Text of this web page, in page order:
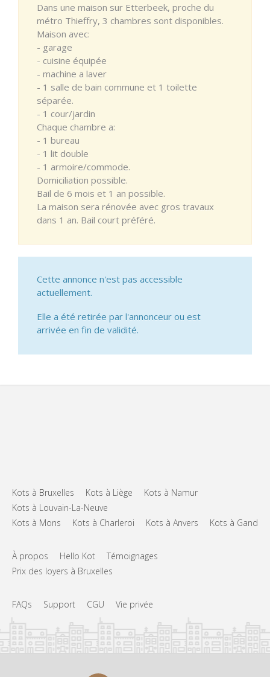
Dans une maison sur Etterbeek, proche du
métro Thieffry, 3 chambres sont disponibles.
Maison avec:
- garage
- cuisine équipée
- machine a laver
- 1 salle de bain commune et 1 toilette
séparée.
- 1 cour/jardin
Chaque chambre a:
- 1 bureau
- 1 lit double
- 1 armoire/commode.
Domiciliation possible.
Bail de 6 mois et 1 an possible.
La maison sera rénovée avec gros travaux
dans 1 an. Bail court préféré.
Cette annonce n'est pas accessible
actuellement.
Elle a été retirée par l'annonceur ou est
arrivée en fin de validité.
Kots à Bruxelles Kots à Liège
Kots à Namur
Kots à Louvain-La-Neuve
Kots à Mons
Kots à Charleroi Kots à Anvers Kots à Gand
À propos Hello Kot
Témoignages
Prix des loyers à Bruxelles
FAQs Support CGU Vie privée